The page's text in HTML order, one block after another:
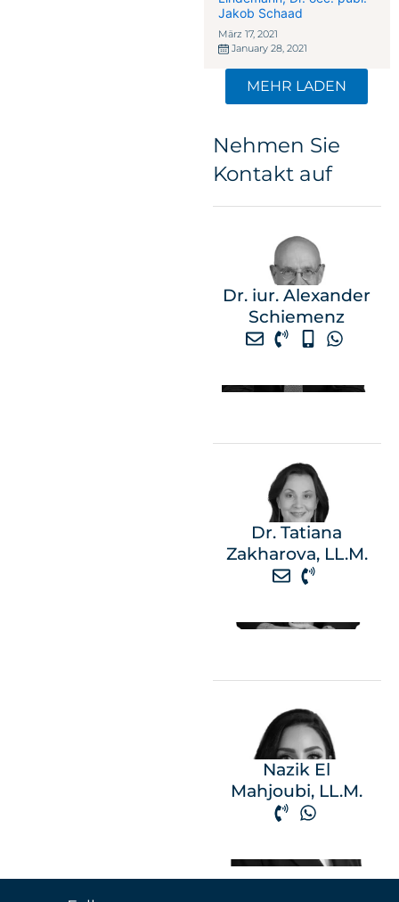
Jakob Schaad
März 17, 2021
January 28, 2021
MEHR LADEN
Nehmen Sie
Kontakt auf
Dr. iur. Alexander
Schiemenz
Dr. Tatiana
Zakharova, LL.M.
Nazik El
Mahjoubi, LL.M.